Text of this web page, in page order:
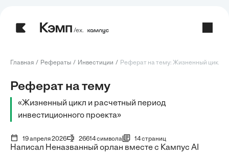
/ех.
Главная Рефераты Инвестиции Реферат на тему: Жизненный цикл и
Реферат на тему
«Жизненный цикл и расчетный период
инвестиционного проекта»
19 апреля 2026 26614 символа 14 страниц
Написал Неназванный орлан вместе с Кампус AI